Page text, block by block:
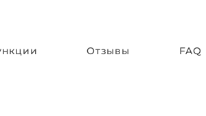
Отзывы FAQ